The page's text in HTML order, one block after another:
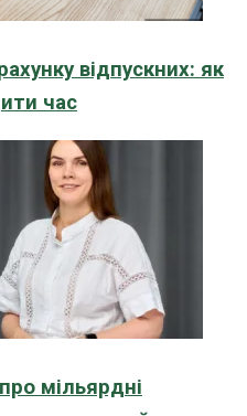
відпускних: як
час
мільярдні